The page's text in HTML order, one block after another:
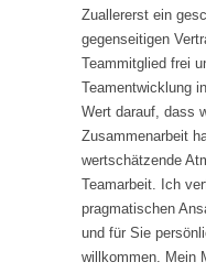
Zuallererst ein
gegenseitigen
Teammitglied frei
Teamentwicklung
Wert darauf, dass
Zusammenarbeit
wertschätzende
Teamarbeit. Ich
pragmatischen
und für Sie
willkommen. Mein